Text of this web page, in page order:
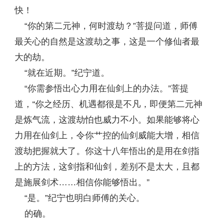
快！
“你的第二元神，何时渡劫？”菩提问道，师傅
最关心的自然是这渡劫之事，这是一个修仙者最
大的劫。
“就在近期。”纪宁道。
“你需参悟出心力用在仙剑上的办法。”菩提
道，“你之经历、机遇都很是不凡，即便第二元神
是炼气流，这渡劫怕也威力不小。如果能够将心
力用在仙剑上，令你艹控的仙剑威能大增，相信
渡劫把握就大了。你这十八年悟出的是用在剑指
上的方法，这剑指和仙剑，差别不是太大，且都
是施展剑术……相信你能够悟出。”
“是。”纪宁也明白师傅的关心。
的确。